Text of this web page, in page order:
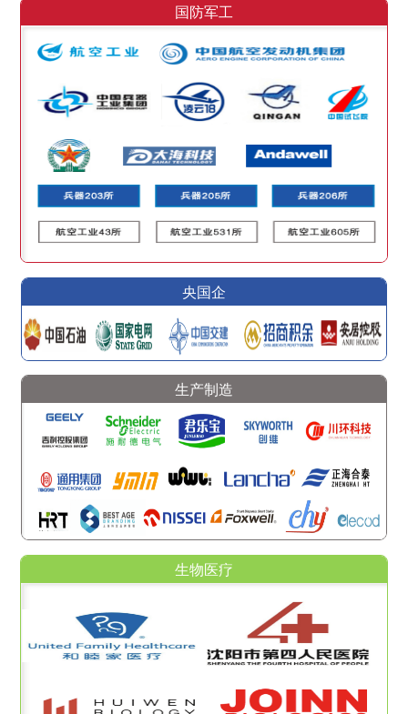
国防军工
央国企
生产制造
生物医疗